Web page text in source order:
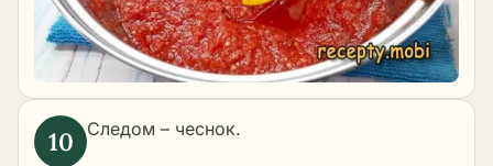
Следом – чеснок.